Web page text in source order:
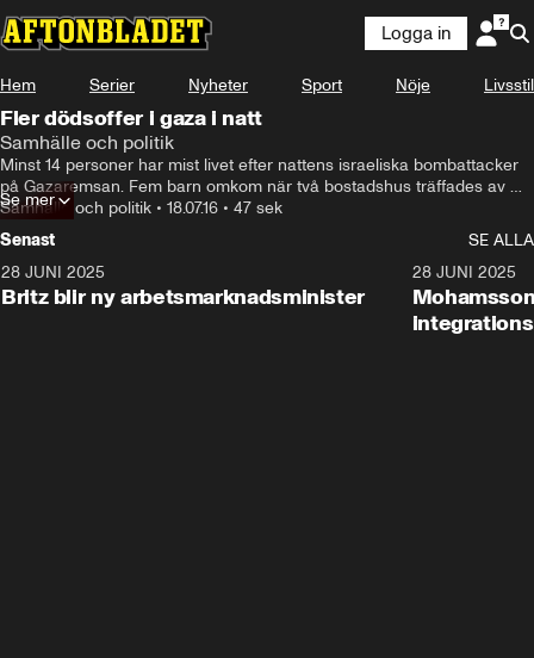
Logga in
Hem Serier Nyheter Sport Nöje Livsstil
Fler dödsoffer i gaza i natt
Samhälle och politik
Minst 14 personer har mist livet efter nattens israeliska bombattacker
på Gazaremsan. Fem barn omkom när två bostadshus träffades av
raketer.
Samhälle och politik • 18.07.16 • 47 sek
Se mer
Senast
SE ALLA
28 JUNI 2025
Britz blir ny arbetsmarknadsminister
28 JUNI 2025